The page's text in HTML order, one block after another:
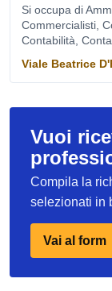
Si occupa di
Commercialisti,
Contabilità,
Viale Beatrice
Vuoi
Compila la
selezionati in
Vai al form